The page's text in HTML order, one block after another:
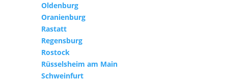
Oldenburg
Oranienburg
Rastatt
Regensburg
Rostock
Rüsselsheim am Main
Schweinfurt